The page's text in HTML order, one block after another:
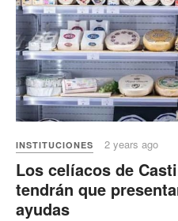
INSTITUCIONES 2 years ago
Los celíacos de
tendrán que
ayudas